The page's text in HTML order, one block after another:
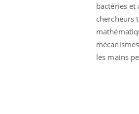
bactéries et
chercheurs
les mains